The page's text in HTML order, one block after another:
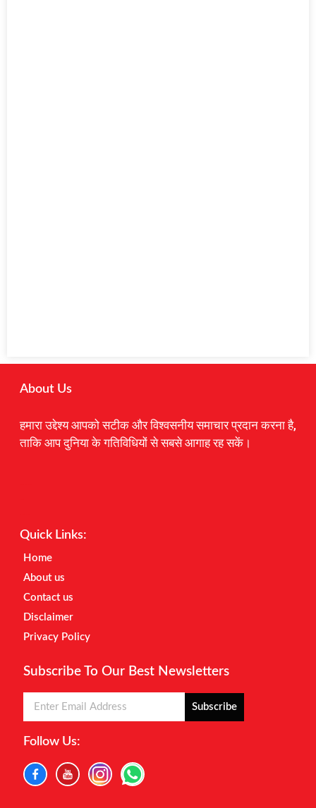
About Us
हमारा उद्देश्य आपको सटीक और विश्वसनीय समाचार प्रदान करना है,
ताकि आप दुनिया के गतिविधियों से सबसे आगाह रह सकें।
Quick Links:
Home
About us
Contact us
Disclaimer
Privacy Policy
Subscribe To Our Best Newsletters
Subscribe
Follow Us: